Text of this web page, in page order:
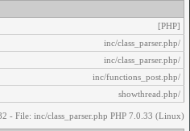
[PHP]
/inc/class_parser.php
/inc/class_parser.php
/inc/functions_post.php
/showthread.php
- File: inc/class_parser.php PHP 7.0.33 (Linux)